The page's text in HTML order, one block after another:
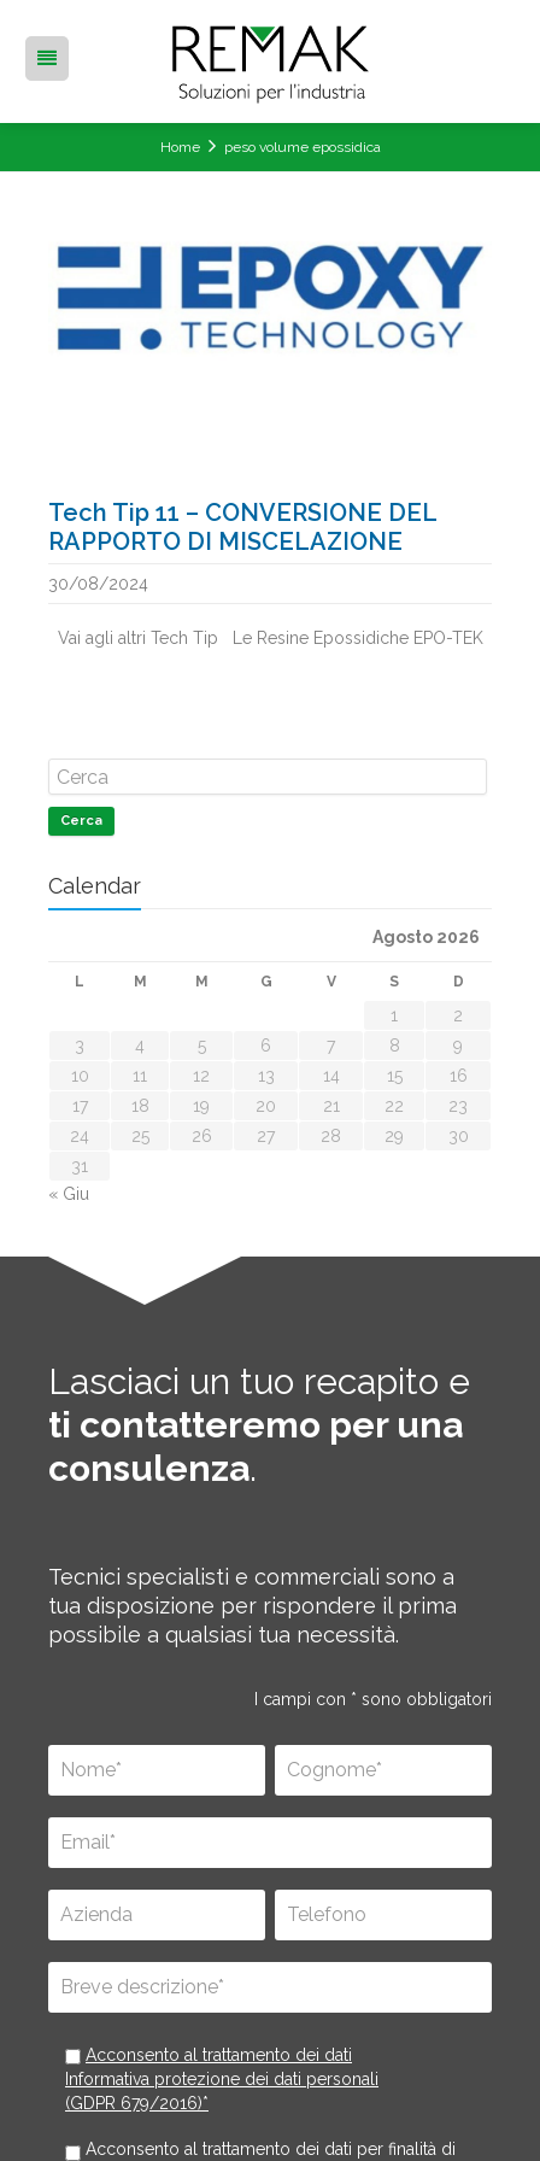
Home peso volume epossidica
Tech Tip 11 – CONVERSIONE DEL
RAPPORTO DI MISCELAZIONE
30/08/2024
Vai agli altri Tech Tip Le Resine Epossidiche EPO-TEK
Cerca
Calendar
Agosto 2026
L M M G V S D
1
2
3
4 5 6 7 8
9
10
11 12 13 14 15
16
17
18 19 20 21 22
23
24
25 26 27 28 29
30
31
« Giu
Lasciaci un tuo recapito e
ti contatteremo per una
consulenza.
Tecnici specialisti e commerciali sono a
tua disposizione per rispondere il prima
possibile a qualsiasi tua necessità.
I campi con * sono obbligatori
Acconsento al trattamento dei dati
Informativa protezione dei dati personali
(GDPR 679/2016)*
Acconsento al trattamento dei dati per finalità di